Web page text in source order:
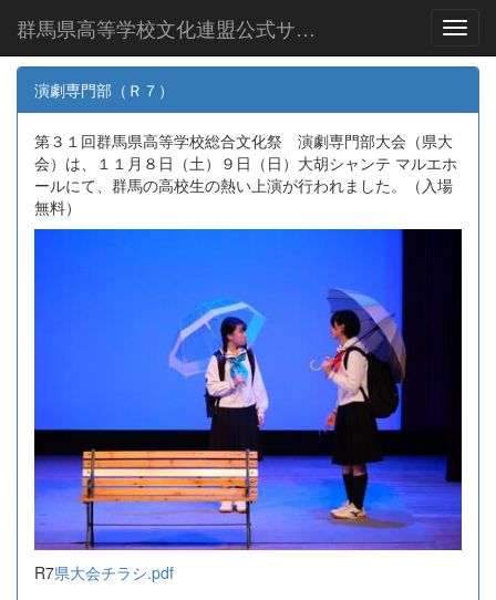
群馬県高等学校文化連盟公式サイト
演劇専門部（Ｒ７）
第３１回群馬県高等学校総合文化祭 演劇専門部大会（県大
会）は、１１月８日（土）９日（日）大胡シャンテ マルエホ
ールにて、群馬の高校生の熱い上演が行われました。（入場
無料）
R7県大会チラシ.pdf